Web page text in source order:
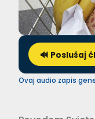
🔊 Poslušaj
Ovaj audio zapis